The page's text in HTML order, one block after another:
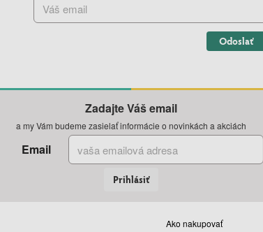
Odoslať
Zadajte Váš email
a my Vám budeme zasielať informácie o novinkách a akciách
Email
Prihlásiť
Ako nakupovať